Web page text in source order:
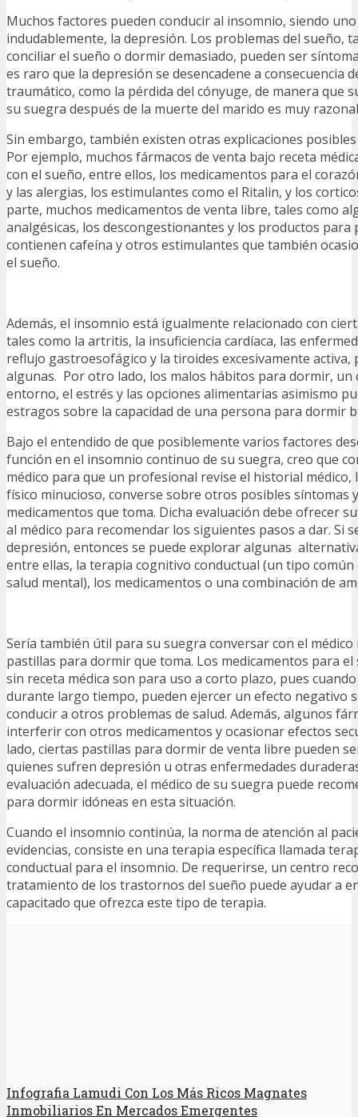
Muchos factores pueden conducir al insomnio, siendo
indudablemente, la depresión. Los problemas del sueño,
conciliar el sueño o dormir demasiado, pueden ser
es raro que la depresión se desencadene a consecuencia
traumático, como la pérdida del cónyuge, de manera que
su suegra después de la muerte del marido es muy
Sin embargo, también existen otras explicaciones
Por ejemplo, muchos fármacos de venta bajo receta
con el sueño, entre ellos, los medicamentos para el
y las alergias, los estimulantes como el Ritalin, y los
parte, muchos medicamentos de venta libre, tales como
analgésicas, los descongestionantes y los productos para
contienen cafeína y otros estimulantes que también
el sueño.
Además, el insomnio está igualmente relacionado con
tales como la artritis, la insuficiencia cardíaca, las
reflujo gastroesofágico y la tiroides excesivamente
algunas. Por otro lado, los malos hábitos para dormir, un
entorno, el estrés y las opciones alimentarias asimismo
estragos sobre la capacidad de una persona para dormir
Bajo el entendido de que posiblemente varios factores
función en el insomnio continuo de su suegra, creo que
médico para que un profesional revise el historial médico,
físico minucioso, converse sobre otros posibles síntomas
medicamentos que toma. Dicha evaluación debe ofrecer
al médico para recomendar los siguientes pasos a dar. Si
depresión, entonces se puede explorar algunas
entre ellas, la terapia cognitivo conductual (un tipo común
salud mental), los medicamentos o una combinación de
Sería también útil para su suegra conversar con el médico
pastillas para dormir que toma. Los medicamentos para
sin receta médica son para uso a corto plazo, pues
durante largo tiempo, pueden ejercer un efecto negativo
conducir a otros problemas de salud. Además, algunos
interferir con otros medicamentos y ocasionar efectos
lado, ciertas pastillas para dormir de venta libre pueden
quienes sufren depresión u otras enfermedades
evaluación adecuada, el médico de su suegra puede
para dormir idóneas en esta situación.
Cuando el insomnio continúa, la norma de atención al
evidencias, consiste en una terapia específica llamada
conductual para el insomnio. De requerirse, un centro
tratamiento de los trastornos del sueño puede ayudar a
capacitado que ofrezca este tipo de terapia.
Infografia Lamudi Con Los Más Ricos Magnates
Inmobiliarios En Mercados Emergentes